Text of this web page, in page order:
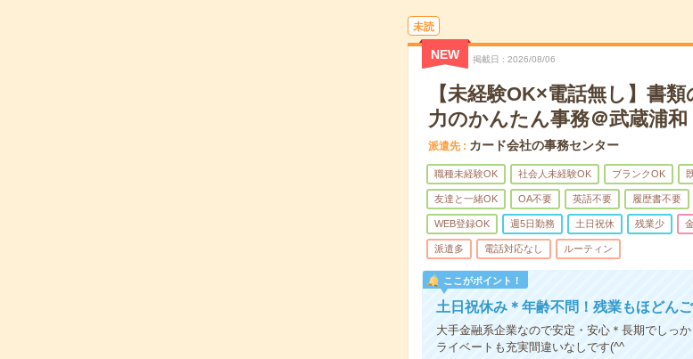
未読
NEW 掲載日 2026/08/06
【未経験OK×電話無し】書
力のかんたん事務＠武蔵浦和
派遣先 カード会社の事務センター
職種未経験OK 社会人未経験OK ブランクOK
友達と一緒OK OA不要 英語不要 履歴書不要
WEB登録OK 週5日勤務 土日祝休 残業少
派遣多 電話対応なし ルーティン
ここがポイント！
土日祝休み＊年齢不問！残業もほどん
大手金融系企業なので安定・安心＊長期でしっ
ライベートも充実間違いなしです(^^